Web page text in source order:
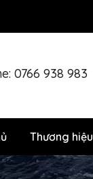
0766 938 983
Thương hiệu